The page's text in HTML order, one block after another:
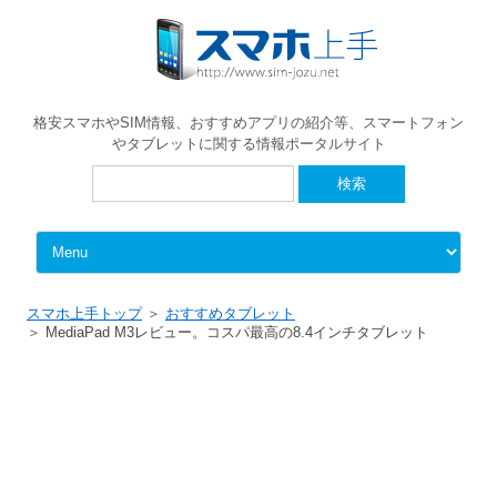
格安スマホやSIM情報、おすすめアプリの紹介等、スマートフォン
やタブレットに関する情報ポータルサイト
Skip to content
スマホ上手トップ
おすすめタブレット
MediaPad M3レビュー。コスパ最高の8.4インチタブレット